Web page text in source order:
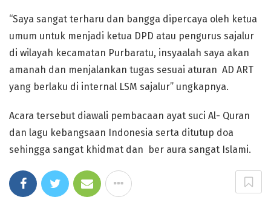
“Saya sangat terharu dan bangga dipercaya oleh ketua
umum untuk menjadi ketua DPD atau pengurus sajalur
di wilayah kecamatan Purbaratu, insyaalah saya akan
amanah dan menjalankan tugas sesuai aturan AD ART
yang berlaku di internal LSM sajalur” ungkapnya.
Acara tersebut diawali pembacaan ayat suci Al- Quran
dan lagu kebangsaan Indonesia serta ditutup doa
sehingga sangat khidmat dan ber aura sangat Islami.